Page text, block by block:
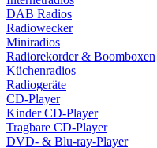
DAB Radios
Radiowecker
Miniradios
Radiorekorder & Boomboxen
Küchenradios
Radiogeräte
CD-Player
Kinder CD-Player
Tragbare CD-Player
DVD- & Blu-ray-Player